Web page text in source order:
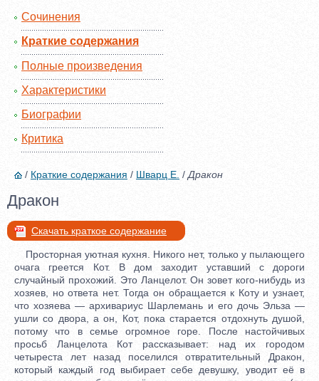
Сочинения
Краткие содержания
Полные произведения
Характеристики
Биографии
Критика
/ Краткие содержания / Шварц Е. / Дракон
Дракон
Скачать краткое содержание
Просторная уютная кухня. Никого нет, только у пылающего
очага греется Кот. В дом заходит уставший с дороги
случайный прохожий. Это Ланцелот. Он зовет кого-нибудь из
хозяев, но ответа нет. Тогда он обращается к Коту и узнает,
что хозяева — архивариус Шарлемань и его дочь Эльза —
ушли со двора, а он, Кот, пока старается отдохнуть душой,
потому что в семье огромное горе. После настойчивых
просьб Ланцелота Кот рассказывает: над их городом
четыреста лет назад поселился отвратительный Дракон,
который каждый год выбирает себе девушку, уводит её в